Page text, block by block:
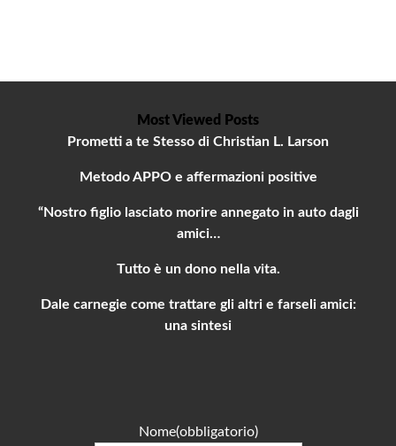
Most Viewed Posts
Prometti a te Stesso di Christian L. Larson
Metodo APPO e affermazioni positive
“Nostro figlio lasciato morire annegato in auto dagli
amici…
Tutto è un dono nella vita.
Dale carnegie come trattare gli altri e farseli amici:
una sintesi
Nome(obbligatorio)